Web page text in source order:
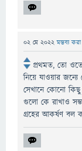
02 মে 2022 মন্তব্য
প্রথমত, তো ওতো
নিয়ে যাওয়ার
সেখানে কোনো
গুলো কে রাখাও
গ্রহের আকর্ষণ বল